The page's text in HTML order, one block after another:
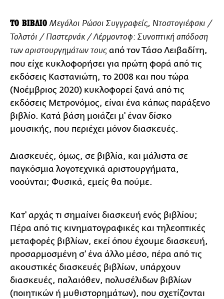
ΤΟ ΒΙΒΛΙΟ Μεγάλοι Ρώσοι Συγγραφείς, Ντοστογιέφσκι /
Τολστόι / Παστερνάκ / Λέρμοντοφ: Συνοπτική απόδοση
των αριστουργημάτων τους από τον Τάσο Λειβαδίτη,
που είχε κυκλοφορήσει για πρώτη φορά από τις
εκδόσεις Καστανιώτη, το 2008 και που τώρα
(Νοέμβριος 2020) κυκλοφορεί ξανά από τις
εκδόσεις Μετρονόμος, είναι ένα κάπως παράξενο
βιβλίο. Κατά βάση μοιάζει μ' έναν δίσκο
μουσικής, που περιέχει μόνον διασκευές.
Διασκευές, όμως, σε βιβλία, και μάλιστα σε
παγκόσμια λογοτεχνικά αριστουργήματα,
νοούνται; Φυσικά, εμείς θα πούμε.
Κατ' αρχάς τι σημαίνει διασκευή ενός βιβλίου;
Πέρα από τις κινηματογραφικές και τηλεοπτικές
μεταφορές βιβλίων, εκεί όπου έχουμε διασκευή,
προσαρμοσμένη σ' ένα άλλο μέσο, πέρα από τις
ακουστικές διασκευές βιβλίων, υπάρχουν
διασκευές, παλαιόθεν, πολυσέλιδων βιβλίων
(ποιητικών ή μυθιστορημάτων), που σχετίζονται